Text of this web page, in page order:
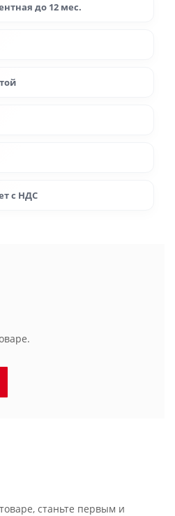
до 12 мес.
с НДС
станьте первым и